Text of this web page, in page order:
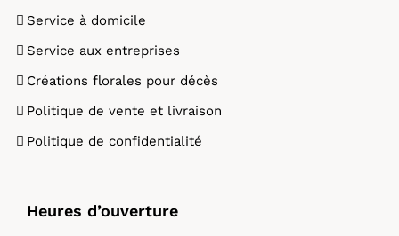
Service à domicile
Service aux entreprises
Créations florales pour décès
Politique de vente et livraison
Politique de confidentialité
Heures d’ouverture